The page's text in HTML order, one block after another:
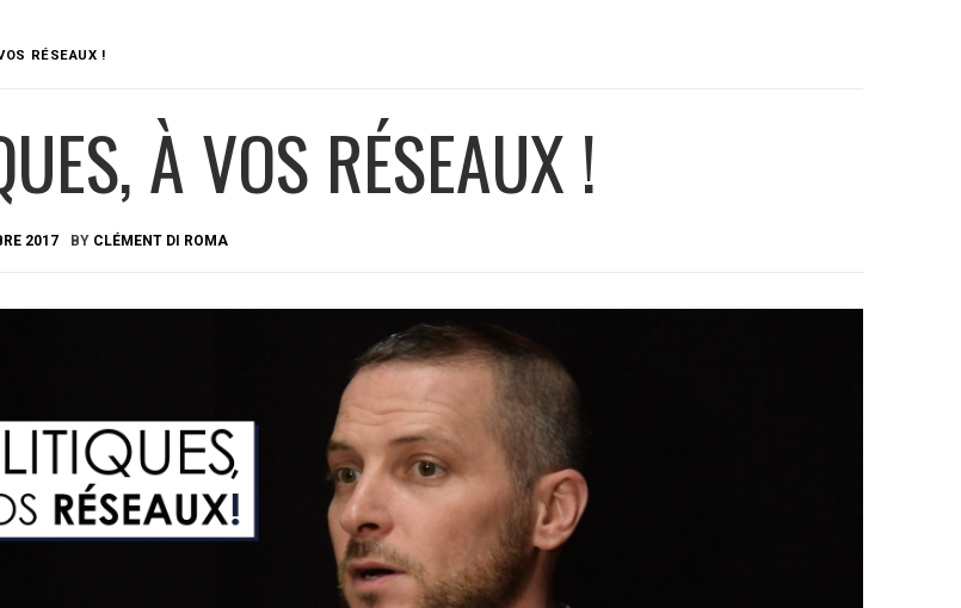
RÉSEAUX !
À VOS RÉSEAUX !
2017 BY CLÉMENT DI ROMA